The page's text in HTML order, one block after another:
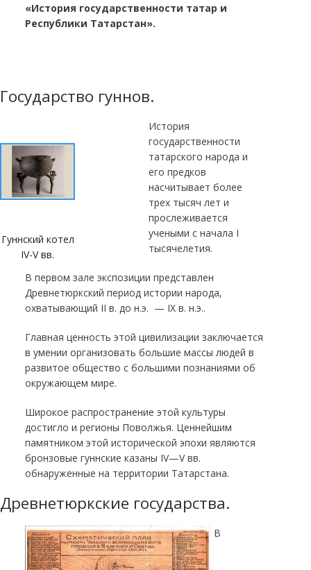
«История государственности татар и
Республики Татарстан».
Государство гуннов.
Гуннский котел
IV-V вв.
История
государственности
татарского народа и
его предков
насчитывает более
трех тысяч лет и
прослеживается
учеными с начала I
тысячелетия.
В первом зале экспозиции представлен
Древнетюркский период истории народа,
охватывающий II в. до н.э. — IX в. н.э..
Главная ценность этой цивилизации заключается
в умении организовать большие массы людей в
развитое общество с большими познаниями об
окружающем мире.
Широкое распространение этой культуры
достигло и регионы Поволжья. Ценнейшим
памятником этой исторической эпохи являются
бронзовые гуннские казаны IV—V вв.
обнаруженные на территории Татарстана.
Древнетюркские государства.
В